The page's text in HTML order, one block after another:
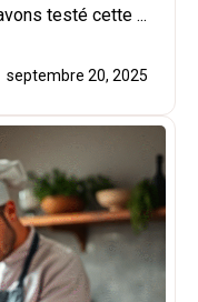
testé cette ...
septembre 20, 2025